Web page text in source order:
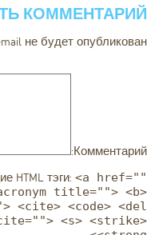
КОММЕНТАРИЙ
не будет опубликован.
Комментарий:
HTML тэги: <a href=""
title=""> <b>
<cite> <code> <del
<s> <strike>